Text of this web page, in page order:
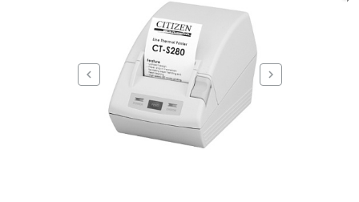
chevron_left chevron_right